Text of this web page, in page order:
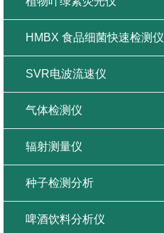
HMBX 食品细菌快速检测仪
SVR电波流速仪
气体检测仪
辐射测量仪
种子检测分析
啤酒饮料分析仪